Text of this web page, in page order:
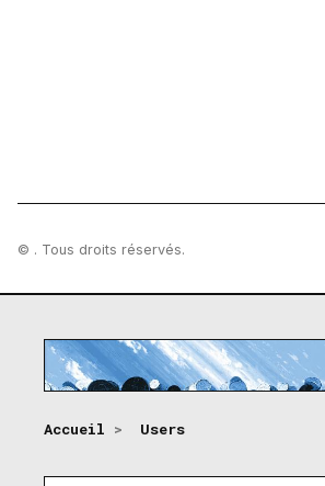
© . Tous droits réservés.
Accueil > Users